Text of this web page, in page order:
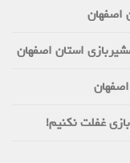
استان اصفهان
غفلت نکنیم!